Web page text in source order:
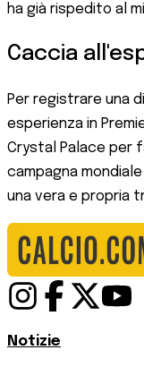
ha già rispedito al
Caccia
Per registrare una
esperienza in
Crystal Palace per
campagna
una vera e propria
Notizie